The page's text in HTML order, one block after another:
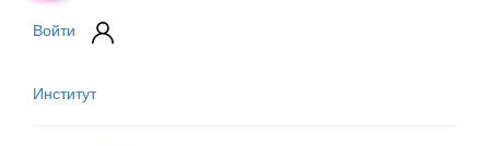
Войти
Институт